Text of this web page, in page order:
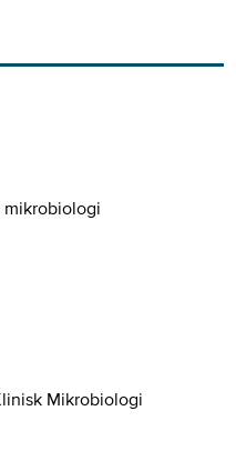
mikrobiologi
Mikrobiologi